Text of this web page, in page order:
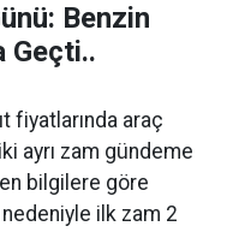
Benzin
Geçti..
fiyatlarında araç
ayrı zam gündeme
bilgilere göre
nedeniyle ilk zam 2